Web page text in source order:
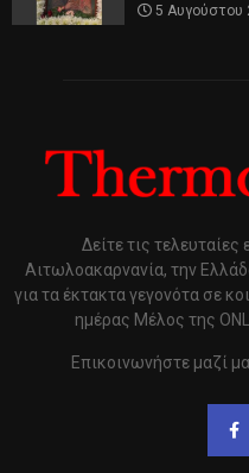
5 Αυγούστου
Δείτε τις
Αιτωλοακαρνανία, την
για τα έκτακτα γεγονότα σε
ημέρας Μέλος της
Επικοινωνήστε μαζί